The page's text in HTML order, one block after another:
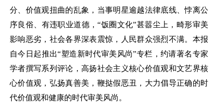
分、价值观扭曲的乱象，当事明星逾越法律底线、悖离公
序良俗、有违职业道德，“饭圈文化”甚嚣尘上，畸形审美
影响恶劣，社会各界深表震惊，人民群众强烈不满。本报
自今日起推出“塑造新时代审美风尚”专栏，约请著名专家
学者撰写系列评论，高扬社会主义核心价值观和文艺界核
心价值观，弘扬真善美，鞭挞假恶丑，大力倡导正确的时
代价值观和健康的时代审美风尚。